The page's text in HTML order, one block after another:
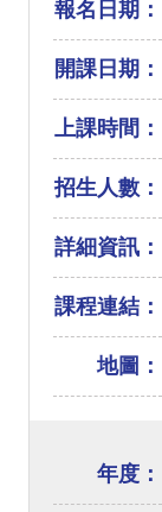
報名日期：
開課日期：
上課時間：
招生人數：
詳細資訊：
課程連結：
地圖：
年度：